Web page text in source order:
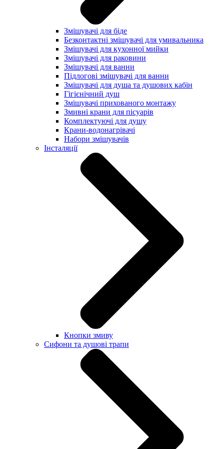
Змішувачі для біде
Безконтактні змішувачі для умивальника
Змішувачі для кухонної мийки
Змішувачі для раковини
Змішувачі для ванни
Підлогові змішувачі для ванни
Змішувачі для душа та душових кабін
Гігієнічний душ
Змішувачі прихованого монтажу
Змивні крани для пісуарів
Комплектуючі для душу
Крани-водонагрівачі
Набори змішувачів
Інсталяції
Кнопки змиву
Сифони та душові трапи